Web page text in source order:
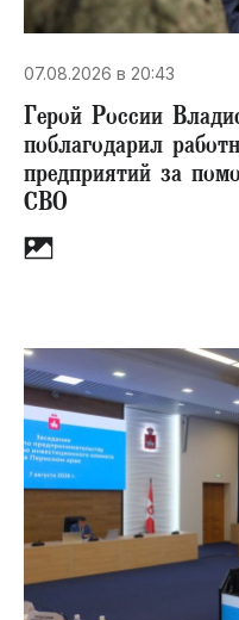
07.08.2026 в 20:43
Герой России
поблагодарил
предприятий за
СВО